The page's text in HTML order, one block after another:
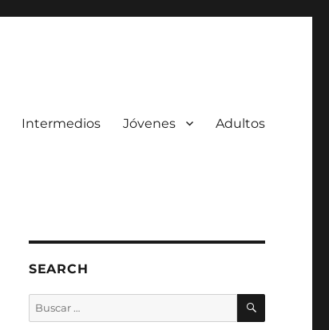
Intermedios Jóvenes Adultos
SEARCH
Buscar
por:
BUSCAR